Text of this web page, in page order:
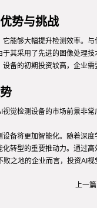
势与挑战
能够大幅提升检测效率。
其采用了先进的图像处理
备的初期投资较高，企业
视觉检测设备的市场前景非
备将更加智能化。随着深
转型的重要推动力。通过
之地的企业而言，投资AI视
上一